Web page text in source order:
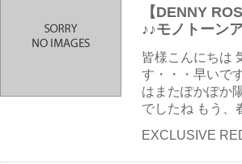
【DENNY
♪♪モノトーン
皆様こんにちは
す・・・早いで
はまたぽかぽか
でしたね もう、
EXCLUSIVE